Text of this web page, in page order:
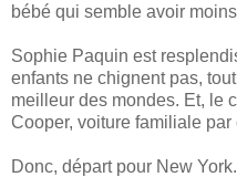
bébé qui semble avoir
Sophie Paquin est
enfants ne chignent pas,
meilleur des mondes. Et, le
Cooper, voiture familiale par
Donc, départ pour New